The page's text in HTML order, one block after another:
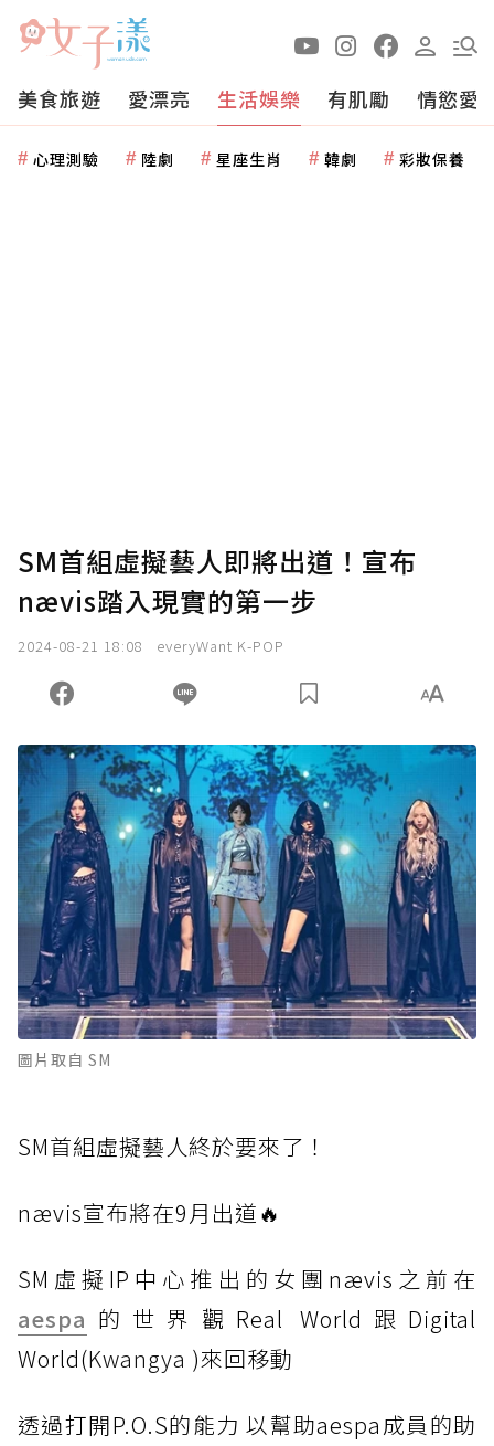
美食旅遊 愛漂亮 生活娛樂 有肌勵 情慾愛
心理測驗 陸劇 星座生肖 韓劇 彩妝保養
SM首組虛擬藝人即將出道！宣布
nævis踏入現實的第一步
2024-08-21 18:08 everyWant K-POP
圖片取自 SM
SM首組虛擬藝人終於要來了！
nævis宣布將在9月出道🔥
SM虛擬IP中心推出的女團nævis之前在
aespa 的世界觀Real World跟Digital
World(Kwangya )來回移動
透過打開P.O.S的能力 以幫助aespa成員的助